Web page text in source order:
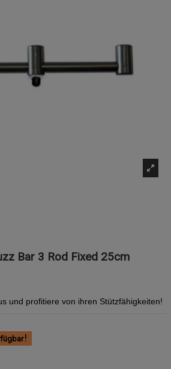
Bar 3 Rod Fixed 25cm
und profitiere von ihren Stützfähigkeiten!